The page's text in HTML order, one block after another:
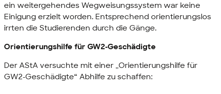
ein weitergehendes Wegweisungssystem war keine
Einigung erzielt worden. Entsprechend orientierungslos
irrten die Studierenden durch die Gänge.
Orientierungshilfe für GW2-Geschädigte
Der AStA versuchte mit einer „Orientierungshilfe für
GW2-Geschädigte“ Abhilfe zu schaffen: